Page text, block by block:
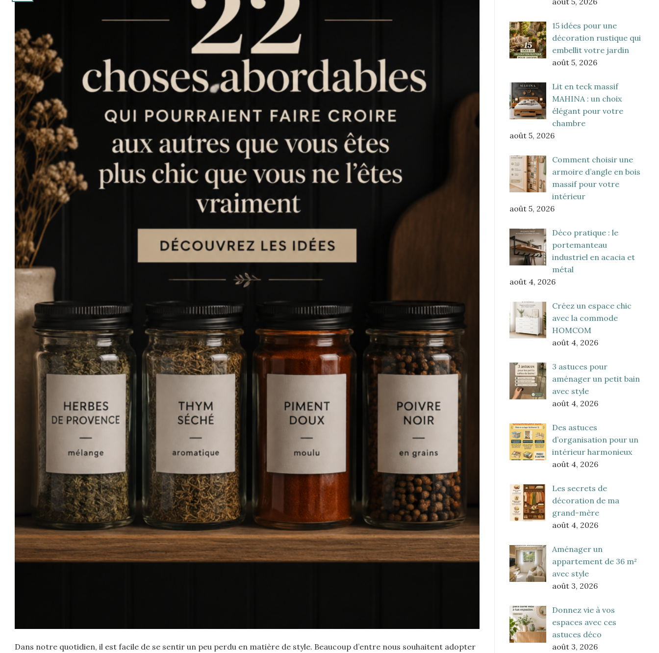
Dans notre quotidien, il est facile de se sentir un peu perdu en matière de style. Beaucoup d’entre nous souhaitent adopter
15 idées pour une
décoration rustique qui
embellit votre jardin
août 5, 2026
Lit en teck massif
MAHINA : un choix
élégant pour votre
chambre
août 5, 2026
Comment choisir une
armoire d’angle en bois
massif pour votre
intérieur
août 5, 2026
Déco pratique : le
portemanteau
industriel en acacia et
métal
août 4, 2026
Créez un espace chic
avec la commode
HOMCOM
août 4, 2026
3 astuces pour
aménager un petit bain
avec style
août 4, 2026
Des astuces
d’organisation pour un
intérieur harmonieux
août 4, 2026
Les secrets de
décoration de ma
grand-mère
août 4, 2026
Aménager un
appartement de 36 m²
avec style
août 3, 2026
Donnez vie à vos
espaces avec ces
astuces déco
août 3, 2026